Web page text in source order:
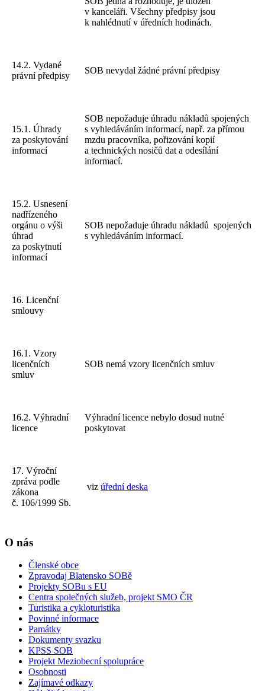
v kanceláři. Všechny předpisy jsou
k nahlédnutí v úředních hodinách.
14.2. Vydané
právní předpisy
SOB nevydal žádné právní předpisy
15.1. Úhrady
za poskytování
informací
SOB nepožaduje úhradu nákladů spojených
s vyhledáváním informací, např. za přímou
mzdu pracovníka, pořizování kopií
a technických nosičů dat a odesílání
informací.
15.2. Usnesení
nadřízeného
orgánu o výši
úhrad
za poskytnutí
informací
SOB nepožaduje úhradu nákladů spojených
s vyhledáváním informací.
16. Licenční
smlouvy
16.1. Vzory
licenčních
smluv
SOB nemá vzory licenčních smluv
16.2. Výhradní
licence
Výhradní licence nebylo dosud nutné
poskytovat
17. Výroční
zpráva podle
zákona
č. 106/1999 Sb.
viz úřední deska
O nás
Členské obce
Zpravodaj Blatensko SOBě
Projekty SOBu s EU
Centra společných služeb, projekt SMO ČR
Turistika a cykloturistika
Povinné informace
Památky
Dokumenty svazku
KPSS SOB
Projekt Meziobecní spolupráce
Osobnosti
Zajímavé odkazy